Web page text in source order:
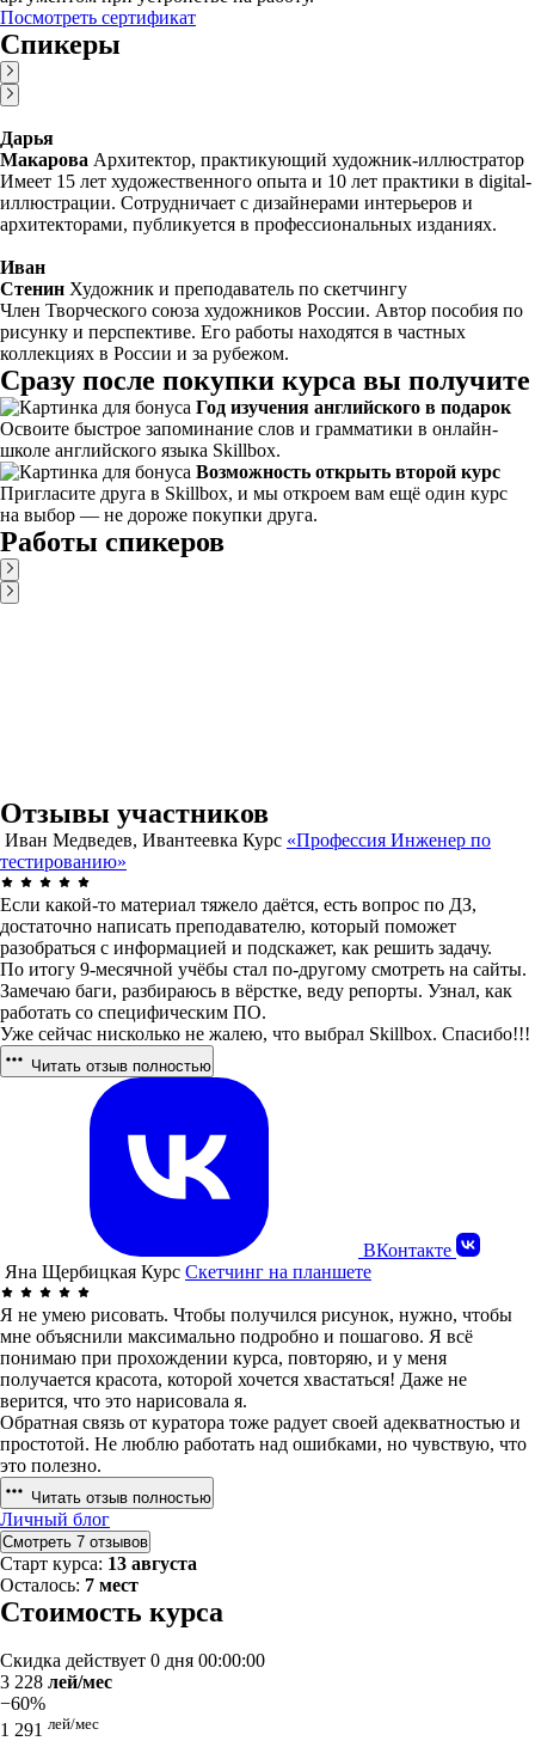
Посмотреть сертификат
Спикеры
Дарья
Макарова Архитектор, практикующий художник-иллюстратор
Имеет 15 лет художественного опыта и 10 лет практики в digital-
иллюстрации. Сотрудничает с дизайнерами интерьеров и
архитекторами, публикуется в профессиональных изданиях.
Иван
Стенин Художник и преподаватель по скетчингу
Член Творческого союза художников России. Автор пособия по
рисунку и перспективе. Его работы находятся в частных
коллекциях в России и за рубежом.
Сразу после покупки курса вы получите
Год изучения английского в подарок
Освоите быстрое запоминание слов и грамматики в онлайн-
школе английского языка Skillbox.
Возможность открыть второй курс
Пригласите друга в Skillbox, и мы откроем вам ещё один курс
на выбор — не дороже покупки друга.
Работы спикеров
Отзывы участников
Иван Медведев, Ивантеевка Курс «Профессия Инженер по
тестированию»
Если какой-то материал тяжело даётся, есть вопрос по ДЗ,
достаточно написать преподавателю, который поможет
разобраться с информацией и подскажет, как решить задачу.
По итогу 9-месячной учёбы стал по-другому смотреть на сайты.
Замечаю баги, разбираюсь в вёрстке, веду репорты. Узнал, как
работать со специфическим ПО.
Уже сейчас нисколько не жалею, что выбрал Skillbox. Спасибо!!!
Читать отзыв полностью
ВКонтакте
Яна Щербицкая Курс Скетчинг на планшете
Я не умею рисовать. Чтобы получился рисунок, нужно, чтобы
мне объяснили максимально подробно и пошагово. Я всё
понимаю при прохождении курса, повторяю, и у меня
получается красота, которой хочется хвастаться! Даже не
верится, что это нарисовала я.
Обратная связь от куратора тоже радует своей адекватностью и
простотой. Не люблю работать над ошибками, но чувствую, что
это полезно.
Читать отзыв полностью
Личный блог
Смотреть 7 отзывов
Старт курса: 13 августа
Осталось: 7 мест
Стоимость курса
Скидка действует 0 дня 00:00:00
3 228 лей/мес
−60%
1 291 лей/мес